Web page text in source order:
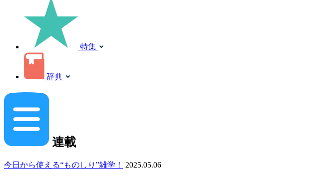
特集
辞典
連載
今日から使える“ものしり”雑学！ 2025.05.06